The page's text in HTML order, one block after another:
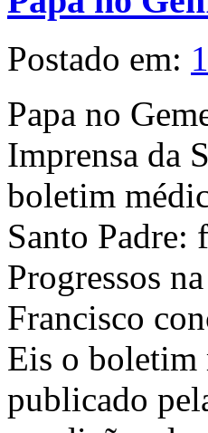
Postado em:
Papa no
Imprensa da
boletim
Santo
Progressos
Francisco
Eis o boletim
publicado